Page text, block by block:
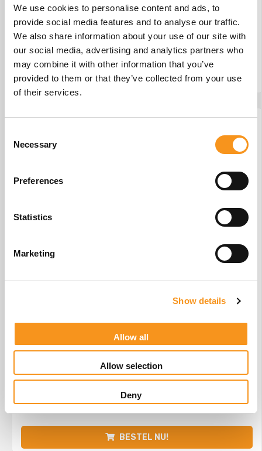
We use cookies to personalise content and ads, to
provide social media features and to analyse our traffic.
We also share information about your use of our site with
our social media, advertising and analytics partners who
may combine it with other information that you’ve
provided to them or that they’ve collected from your use
of their services.
Selection
Necessary
Preferences
Statistics
Marketing
Show details
Allow all
Allow selection
Deny
Tevan Panox 300
€10,95
BESTEL NU!
Microvezel Doek
€2,78
BESTEL NU!